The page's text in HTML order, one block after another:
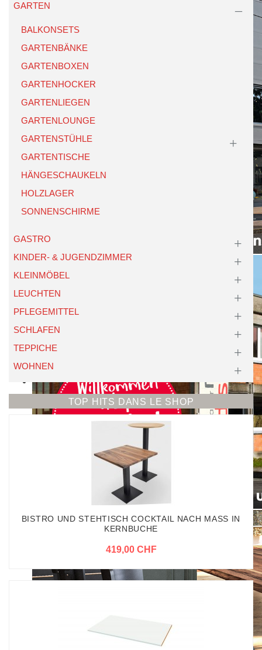
GARTEN
BALKONSETS
GARTENBÄNKE
GARTENBOXEN
GARTENHOCKER
GARTENLIEGEN
GARTENLOUNGE
GARTENSTÜHLE
GARTENTISCHE
HÄNGESCHAUKELN
HOLZLAGER
SONNENSCHIRME
GASTRO
KINDER- & JUGENDZIMMER
KLEINMÖBEL
LEUCHTEN
PFLEGEMITTEL
SCHLAFEN
TEPPICHE
WOHNEN
TOP HITS DANS LE SHOP
BISTRO UND STEHTISCH COCKTAIL NACH MASS IN
KERNBUCHE
419,00 CHF